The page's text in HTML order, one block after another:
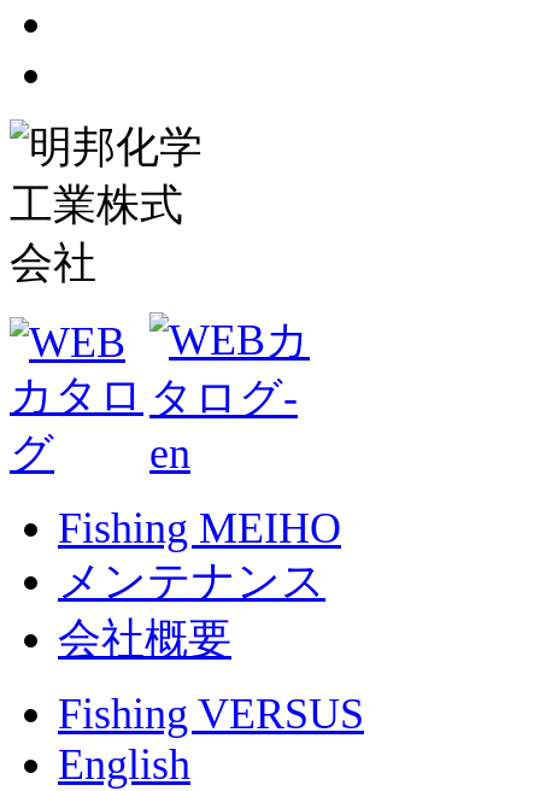
Fishing MEIHO
メンテナンス
会社概要
Fishing VERSUS
English